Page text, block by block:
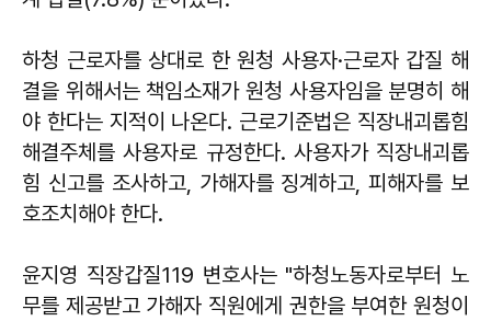
하청 근로자를 상대로 한 원청 사용자·근로자 갑질 해
결을 위해서는 책임소재가 원청 사용자임을 분명히 해
야 한다는 지적이 나온다. 근로기준법은 직장내괴롭힘
해결주체를 사용자로 규정한다. 사용자가 직장내괴롭
힘 신고를 조사하고, 가해자를 징계하고, 피해자를 보
호조치해야 한다.
윤지영 직장갑질119 변호사는 "하청노동자로부터 노
무를 제공받고 가해자 직원에게 권한을 부여한 원청이